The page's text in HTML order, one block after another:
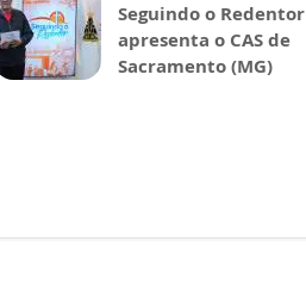
Seguindo o Redentor
apresenta o CAS de
Sacramento (MG)